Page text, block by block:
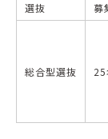
選抜 募
総合型選抜